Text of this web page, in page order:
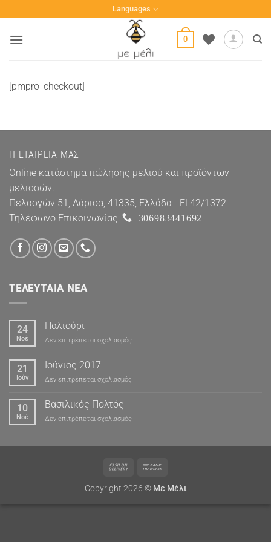
στο
περιεχόμενο
Languages
0
[pmpro_checkout]
Η ΕΤΑΙΡΕΊΑ ΜΑΣ
Online κατάστημα πώλησης μελιού και προϊόντων
μελισσών.
Πελασγών 51, Λάρισα, 41335, Ελλάδα - EL42/1372
Τηλέφωνο Επικοινωνίας:
+306983441692
ΤΕΛΕΥΤΑΊΑ ΝΈΑ
24
Νοέ
Παλιούρι
Δεν επιτρέπεται σχολιασμός
21
Ιούν
Ιούνιος 2017
Δεν επιτρέπεται σχολιασμός
10
Νοέ
Βασιλικός Πολτός
Δεν επιτρέπεται σχολιασμός
Cash
Delivery
Copyright 2026 © Με Μέλι